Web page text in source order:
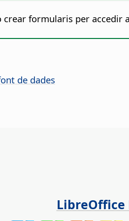
formularis per accedir
de dades
LibreOffice